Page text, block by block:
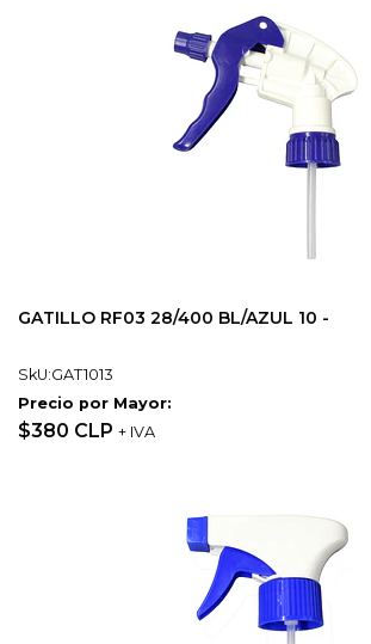
GATILLO RF03 28/400 BL/AZUL 10 -
SkU:GAT1013
Precio por Mayor:
$380 CLP + IVA